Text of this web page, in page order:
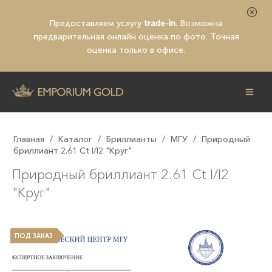
Предоставляем услугу trade-in. Возможна
предварительная онлайн оценка по фото. Точная
оценка только в офисе.
Главная / Каталог / Бриллианты / МГУ / Природный
бриллиант 2.61 Ct I/I2 "Круг"
Природный бриллиант 2.61 Ct I/I2
"Круг"
ПОД ЗАКАЗ